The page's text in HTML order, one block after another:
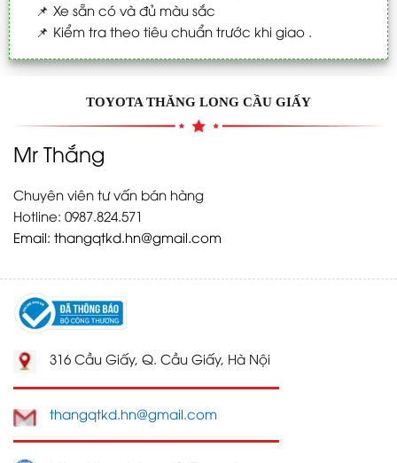
📌 Xe sẵn có và đủ màu sắc
📌 Kiểm tra theo tiêu chuẩn trước khi giao .
TOYOTA THĂNG LONG CẦU GIẤY
Mr Thắng
Chuyên viên tư vấn bán hàng
Hotline: 0987.824.571
Email: thangqtkd.hn@gmail.com
316 Cầu Giấy, Q. Cầu Giấy, Hà Nội
thangqtkd.hn@gmail.com